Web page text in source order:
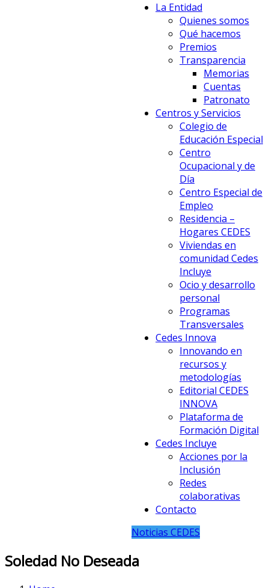
La Entidad
Quienes somos
Qué hacemos
Premios
Transparencia
Memorias
Cuentas
Patronato
Centros y Servicios
Colegio de
Educación Especial
Centro
Ocupacional y de
Día
Centro Especial de
Empleo
Residencia –
Hogares CEDES
Viviendas en
comunidad Cedes
Incluye
Ocio y desarrollo
personal
Programas
Transversales
Cedes Innova
Innovando en
recursos y
metodologías
Editorial CEDES
INNOVA
Plataforma de
Formación Digital
Cedes Incluye
Acciones por la
Inclusión
Redes
colaborativas
Contacto
Noticias CEDES
Soledad No Deseada